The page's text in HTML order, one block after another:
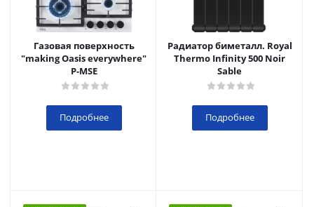
Газовая поверхность
"making Oasis everywhere"
P-MSE
Подробнее
Радиатор биметалл. Royal
Thermo Infinity 500 Noir
Sable
Подробнее